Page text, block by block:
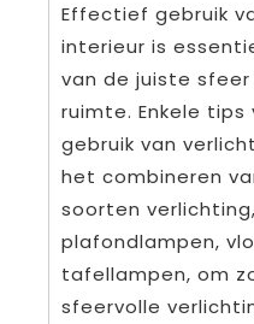
Effectief gebruik
interieur is
van de juiste
ruimte. Enkele
gebruik van
het combineren
soorten
plafondlampen,
tafellampen, om
sfeervolle